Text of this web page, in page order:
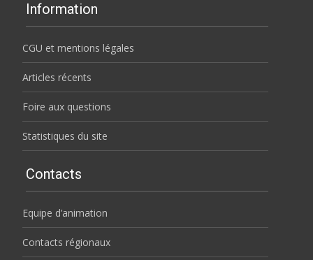
Information
CGU et mentions légales
Articles récents
Foire aux questions
Statistiques du site
Contacts
Equipe d’animation
Contacts régionaux